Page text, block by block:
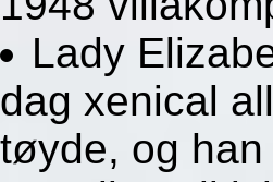
Lady
dag xenical
tøyde, og